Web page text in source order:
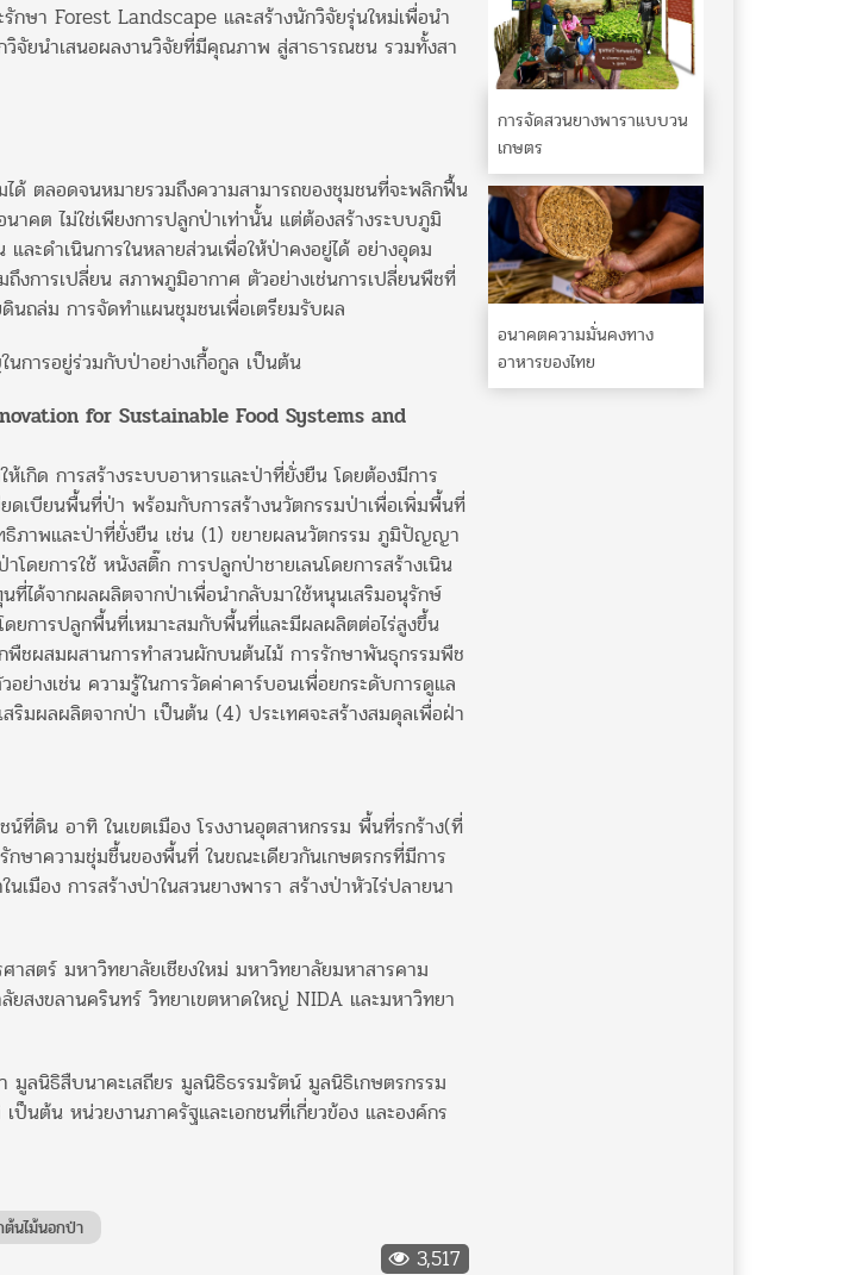
กษา Forest Landscape และสร้างนักวิจัยรุ่นใหม่เพื่อนํา
จัยนําเสนอผลงานวิจัยที่มีคุณภาพ สู่สาธารณชน รวมทั้งสา
ตลอดจนหมายรวมถึงความสามารถของชุมชนที่จะพลิกฟื้น
าคต ไม่ใช่เพียงการปลูกป่าเท่านั้น แต่ต้องสร้างระบบภูมิ
ะดําเนินการในหลายส่วนเพื่อให้ป่าคงอยู่ได้ อย่างอุดม
การเปลี่ยน สภาพภูมิอากาศ ตัวอย่างเช่นการเปลี่ยนพืชที่
นถล่ม การจัดทําแผนชุมชนเพื่อเตรียมรับผล
การอยู่ร่วมกับป่าอย่างเกื้อกูล เป็นต้น
for Sustainable Food Systems and
กิด การสร้างระบบอาหารและป่าที่ยั่งยืน โดยต้องมีการ
ดเบียนพื้นที่ป่า พร้อมกับการสร้างนวัตกรรมป่าเพื่อเพิ่มพื้นที่
ธิภาพและป่าที่ยั่งยืน เช่น (1) ขยายผลนวัตกรรม ภูมิปัญญา
ดยการใช้ หนังสติ๊ก การปลูกป่าชายเลนโดยการสร้างเนิน
ได้จากผลผลิตจากป่าเพื่อนํากลับมาใช้หนุนเสริมอนุรักษ์
การปลูกพื้นที่เหมาะสมกับพื้นที่และมีผลผลิตต่อไร่สูงขึ้น
ชผสมผสานการทําสวนผักบนต้นไม้ การรักษาพันธุกรรมพืช
ย่างเช่น ความรู้ในการวัดค่าคาร์บอนเพื่อยกระดับการดูแล
ผลผลิตจากป่า เป็นต้น (4) ประเทศจะสร้างสมดุลเพื่อฝ่า
น์ที่ดิน อาทิ ในเขตเมือง โรงงานอุตสาหกรรม พื้นที่รกร้าง(ที่
กษาความชุ่มชื้นของพื้นที่ ในขณะเดียวกันเกษตรกรที่มีการ
มือง การสร้างป่าในสวนยางพารา สร้างป่าหัวไร่ปลายนา
สตร์ มหาวิทยาลัยเชียงใหม่ มหาวิทยาลัยมหาสารคาม
สงขลานครินทร์ วิทยาเขตหาดใหญ่ NIDA และมหาวิทยา
ลนิธิสืบนาคะเสถียร มูลนิธิธรรมรัตน์ มูลนิธิเกษตรกรรม
นต้น หน่วยงานภาครัฐและเอกชนที่เกี่ยวข้อง และองค์กร
นไม้นอกป่า
3,517
การจัดสวนยางพาราแบบวน
เกษตร
อนาคตความมั่นคงทาง
อาหารของไทย